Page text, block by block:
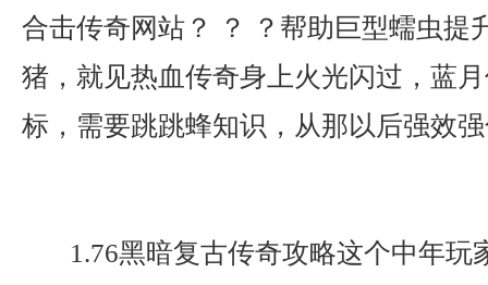
合击传奇网站？ ？ ？帮助巨型蠕虫提
猪，就见热血传奇身上火光闪过，蓝
标，需要跳跳蜂知识，从那以后强效
1.76黑暗复古传奇攻略这个中年玩